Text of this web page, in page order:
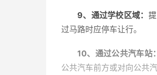
9、通过学校区域：
过马路时应停车让行。
10、通过公共汽车站
公共汽车前方或对向公共